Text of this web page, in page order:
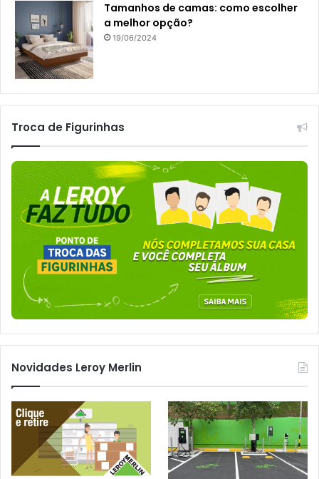
Tamanhos de camas: como escolher
a melhor opção?
19/06/2024
Troca de Figurinhas
Novidades Leroy Merlin